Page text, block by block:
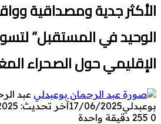
الأكثر جدية ومصداقية
الوحيد في المستقبل”
الإقليمي حول الصحراء
عبد
بوعبدلي17/06/2025آخر تحديث: 17/06/2025
0
دقيقة واحدة